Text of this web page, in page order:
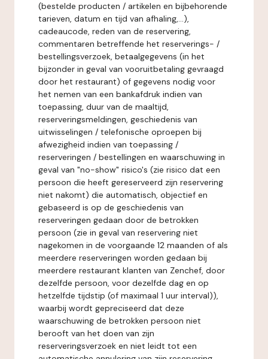
(bestelde producten / artikelen en bijbehorende
tarieven, datum en tijd van afhaling,...),
cadeaucode, reden van de reservering,
commentaren betreffende het reserverings- /
bestellingsverzoek, betaalgegevens (in het
bijzonder in geval van vooruitbetaling gevraagd
door het restaurant) of gegevens nodig voor
het nemen van een bankafdruk indien van
toepassing, duur van de maaltijd,
reserveringsmeldingen, geschiedenis van
uitwisselingen / telefonische oproepen bij
afwezigheid indien van toepassing /
reserveringen / bestellingen en waarschuwing in
geval van "no-show" risico's (zie risico dat een
persoon die heeft gereserveerd zijn reservering
niet nakomt) die automatisch, objectief en
gebaseerd is op de geschiedenis van
reserveringen gedaan door de betrokken
persoon (zie in geval van reservering niet
nagekomen in de voorgaande 12 maanden of als
meerdere reserveringen worden gedaan bij
meerdere restaurant klanten van Zenchef, door
dezelfde persoon, voor dezelfde dag en op
hetzelfde tijdstip (of maximaal 1 uur interval)),
waarbij wordt gepreciseerd dat deze
waarschuwing de betrokken persoon niet
berooft van het doen van zijn
reserveringsverzoek en niet leidt tot een